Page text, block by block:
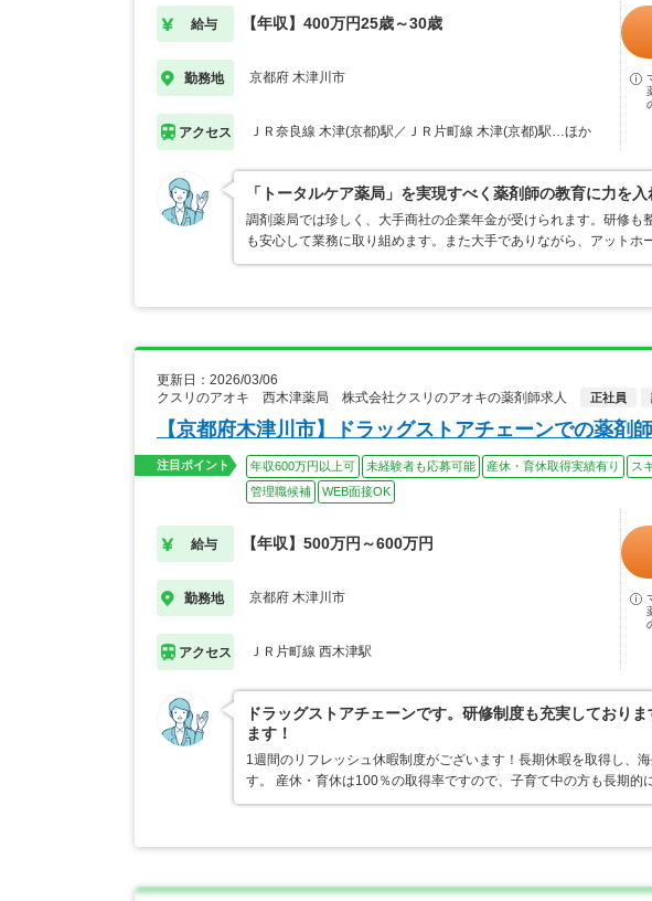
給与 【年収】400万円25歳～30歳
勤務地 京都府 木津川市
アクセス ＪＲ奈良線 木津(京都)駅／ＪＲ片町線 木津(京都)駅…ほか
「トータルケア薬局」を実現すべく薬剤師の教育に力を入
調剤薬局では珍しく、大手商社の企業年金が受けられます。研修
も安心して業務に取り組めます。また大手でありながら、アットホ
更新日：2026/03/06
クスリのアオキ 西木津薬局 株式会社クスリのアオキの薬剤師求人
正社員
【京都府木津川市】ドラッグストアチェーンでの薬剤師
注目ポイント 年収600万円以上可 未経験者も応募可能 産休・育休取得実績有り ス
管理職候補
WEB面接OK
給与 【年収】500万円～600万円
勤務地 京都府 木津川市
アクセス ＪＲ片町線 西木津駅
ドラッグストアチェーンです。研修制度も充実しており
ます！
1週間のリフレッシュ休暇制度がございます！長期休暇を取得し、
す。 産休・育休は100％の取得率ですので、子育て中の方も長期